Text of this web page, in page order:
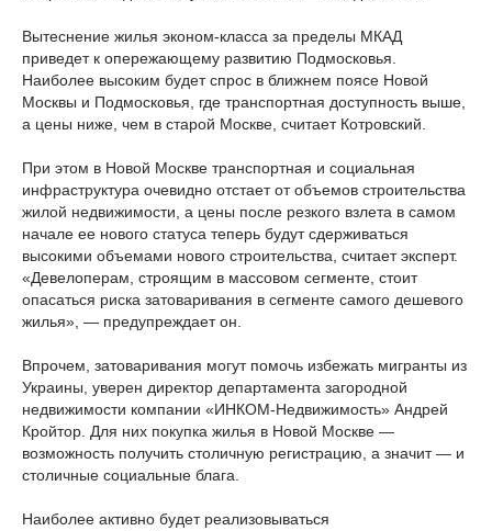
Вытеснение жилья эконом-класса за пределы МКАД
приведет к опережающему развитию Подмосковья.
Наиболее высоким будет спрос в ближнем поясе Новой
Москвы и Подмосковья, где транспортная доступность выше,
а цены ниже, чем в старой Москве, считает Котровский.
При этом в Новой Москве транспортная и социальная
инфраструктура очевидно отстает от объемов строительства
жилой недвижимости, а цены после резкого взлета в самом
начале ее нового статуса теперь будут сдерживаться
высокими объемами нового строительства, считает эксперт.
«Девелоперам, строящим в массовом сегменте, стоит
опасаться риска затоваривания в сегменте самого дешевого
жилья», — предупреждает он.
Впрочем, затоваривания могут помочь избежать мигранты из
Украины, уверен директор департамента загородной
недвижимости компании «ИНКОМ-Недвижимость» Андрей
Кройтор. Для них покупка жилья в Новой Москве —
возможность получить столичную регистрацию, а значит — и
столичные социальные блага.
Наиболее активно будет реализовываться